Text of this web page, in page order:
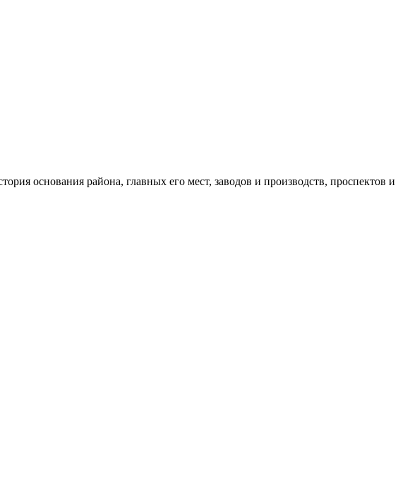
основания района, главных его мест, заводов и производств, проспектов и